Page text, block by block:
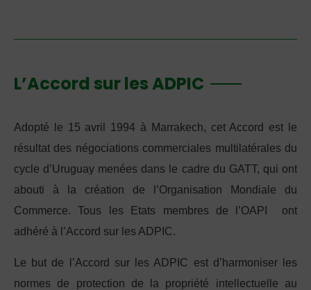
L’Accord sur les ADPIC
Adopté le 15 avril 1994 à Marrakech, cet Accord est le
résultat des négociations commerciales multilatérales du
cycle d’Uruguay menées dans le cadre du GATT, qui ont
abouti à la création de l’Organisation Mondiale du
Commerce. Tous les Etats membres de l’OAPI ont
adhéré à l’Accord sur les ADPIC.
Le but de l’Accord sur les ADPIC est d’harmoniser les
normes de protection de la propriété intellectuelle au